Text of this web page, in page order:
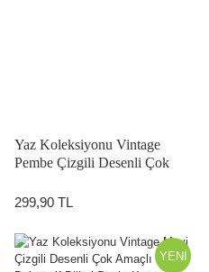
Yaz Koleksiyonu Vintage
Pembe Çizgili Desenli Çok
Kumaş
299,90 TL
YENİ